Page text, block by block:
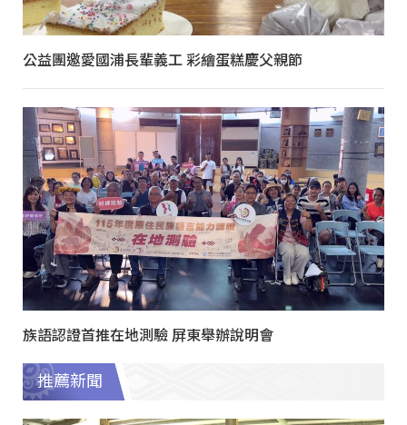
公益團邀愛國浦長輩義工 彩繪蛋糕慶父親節
族語認證首推在地測驗 屏東舉辦說明會
推薦新聞